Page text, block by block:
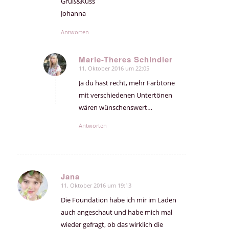
Johanna
Antworten
Marie-Theres Schindler
sagte:
11. Oktober 2016 um 22:05
Ja du hast recht, mehr Farbtöne
mit verschiedenen Untertönen
wären wünschenswert…
Antworten
Jana
sagte:
11. Oktober 2016 um 19:13
Die Foundation habe ich mir im Laden
auch angeschaut und habe mich mal
wieder gefragt, ob das wirklich die